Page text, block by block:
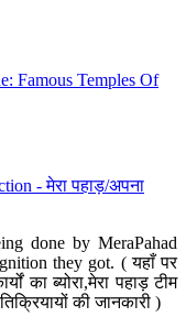
Famous Temples Of
- मेरा पहाड़/अपना
done by MeraPahad
they got. ( यहाँ पर
का ब्योरा,मेरा पहाड़ टीम
की जानकारी )